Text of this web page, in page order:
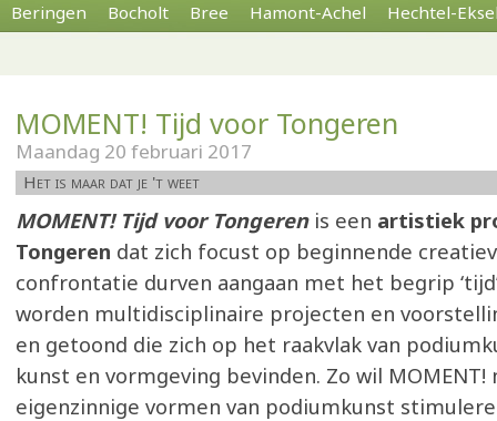
Beringen Bocholt Bree Hamont-Achel Hechtel-
MOMENT! Tijd voor Tongeren
Maandag 20 februari 2017
Het is maar dat je 't weet
MOMENT! Tijd voor Tongeren is een artistiek
Tongeren dat zich focust op beginnende
confrontatie durven aangaan met het begrip
worden multidisciplinaire projecten en
en getoond die zich op het raakvlak van
kunst en vormgeving bevinden. Zo wil MOMENT!
eigenzinnige vormen van podiumkunst